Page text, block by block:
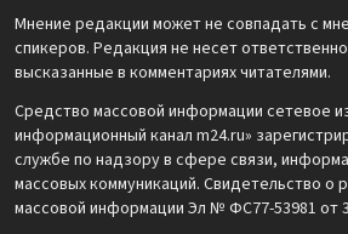
Мнение редакции может не совпадать с
спикеров. Редакция не несет
высказанные в комментариях читателями.
Средство массовой информации сетевое
информационный канал m24.ru»
службе по надзору в сфере связи,
массовых коммуникаций. Свидетельство о
массовой информации Эл № ФС77-53981 от